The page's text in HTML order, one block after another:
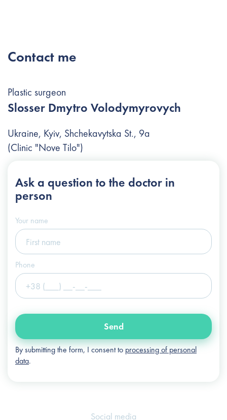
Contact me
Plastic surgeon
Slosser Dmytro Volodymyrovych
Ukraine, Kyiv, Shchekavytska St., 9a
(Clinic "Nove Tilo")
+38 (066) 122-6-111
info@slosser.com.ua
Ask a question to the doctor in
person
Your name
Phone
Send
By submitting the form, I consent to processing of personal
data.
Social media